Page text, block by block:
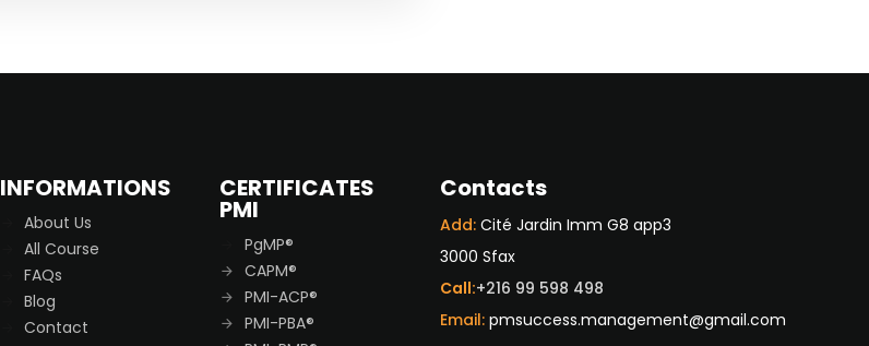
INFORMATIONS
About Us
All Course
FAQs
Blog
Contact
CERTIFICATES
PMI
PgMP®
CAPM®
PMI-ACP®
PMI-PBA®
Contacts
Add:Cité Jardin Imm G8 app3
3000 Sfax
Call:+216 99 598 498
Email: pmsuccess.management@gmail.com